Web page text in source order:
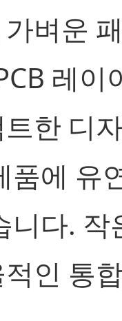
벼운
레이
한 디
품에 유
니다. 작
인 통